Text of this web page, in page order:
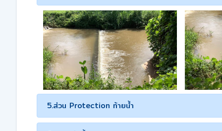
5.ส่วน Protection ท้ายน้ำ